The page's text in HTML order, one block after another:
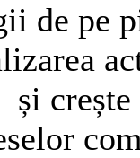
de pe
crește